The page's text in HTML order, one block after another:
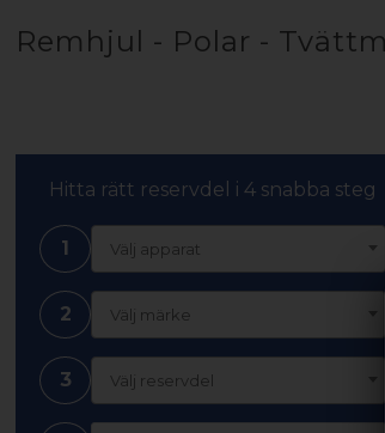
Remhjul - Polar -
Hitta rätt reservdel i 4 snabba steg
1 Välj apparat
2 Välj märke
3 Välj reservdel